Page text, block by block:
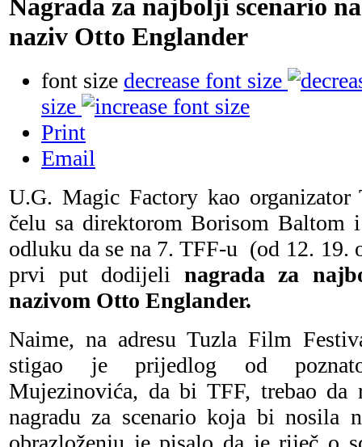
Nagrada za najbolji scenario
naziv Otto Englander
font size decrease font size
size
Print
Email
U.G. Magic Factory kao
čelu sa direktorom Borisom Baltom
odluku da se na 7. TFF-u (od 12. 19.
prvi put dodijeli nagrada za
nazivom Otto Englander.
Naime, na adresu Tuzla Film
stigao je prijedlog od
Mujezinovića, da bi TFF, trebao da
nagradu za scenario koja bi nosila